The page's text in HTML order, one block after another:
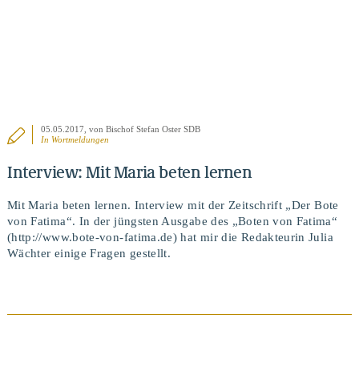
05.05.2017 , von Bischof Stefan Oster SDB
InWortmeldungen
Interview: Mit Maria beten lernen
Mit Maria beten lernen. Interview mit der Zeitschrift „Der Bote
von Fatima“. In der jüngsten Ausgabe des „Boten von Fatima“
(http://www.bote-von-fatima.de) hat mir die Redakteurin Julia
Wächter einige Fragen gestellt.